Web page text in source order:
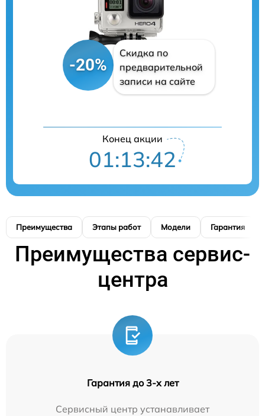
-20%
Скидка по
предварительной
записи на сайте
Конец акции
01:13:41
Преимущества Этапы работ Модели Гарантия
Преимущества сервис-
центра
Гарантия до 3-х лет
Сервисный центр устанавливает